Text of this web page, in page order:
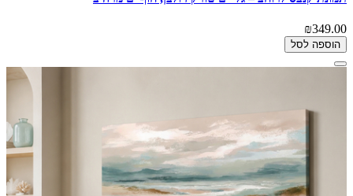
₪349.00
הוספה לסל